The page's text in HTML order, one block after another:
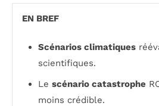
EN BREF
Scénarios climatiques
scientifiques.
Le scénario catastrophe
moins crédible.